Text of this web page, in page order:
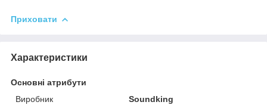
Приховати
Характеристики
Основні атрибути
Виробник
Soundking